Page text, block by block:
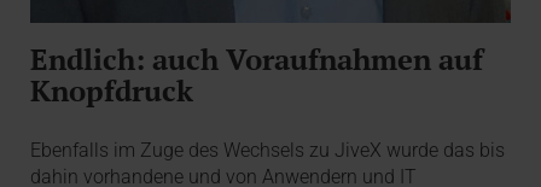
Endlich: auch Voraufnahmen auf
Knopfdruck
Ebenfalls im Zuge des Wechsels zu JiveX wurde das bis
dahin vorhandene und von Anwendern und IT